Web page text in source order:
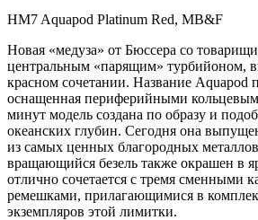
HM7 Aquapod Platinum Red, MB&F
Новая «медуза» от Бюссера со
центральным «парящим» турбийоном,
красном сочетании. Название Aquapod
оснащенная периферийными
минут модель создана по образу и
океанских глубин. Сегодня она
из самых ценных благородных
вращающийся безель также окрашен в
отлично сочетается с тремя сменными
ремешками, прилагающимися в
экземпляров этой лимитки.